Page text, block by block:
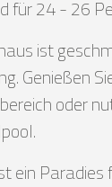
für 24 - 26
ist
Genießen
oder
ein